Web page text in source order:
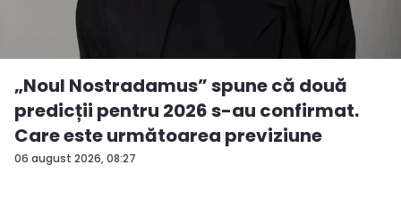
06 august 2026, 08:27
„Noul Nostradamus” spune că două
predicții pentru 2026 s-au confirmat.
Care este următoarea previziune